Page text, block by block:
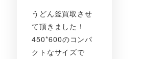
うどん釜買取させ
て頂きました！
450*600のコンパ
クトなサイズで